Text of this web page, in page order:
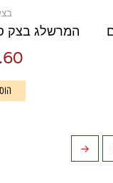
המרשלג בצק סוכר 600
←